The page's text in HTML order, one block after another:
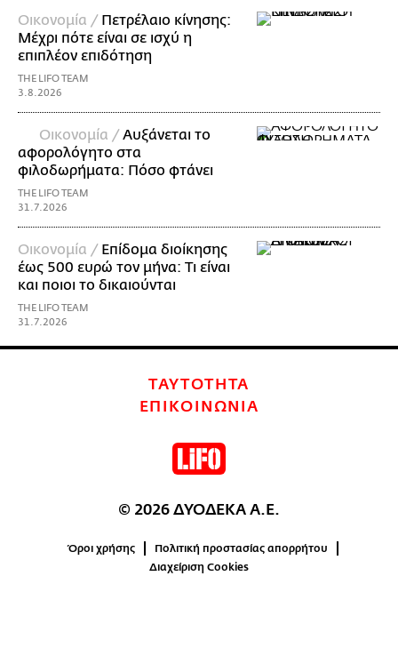
Οικονομία / Πετρέλαιο κίνησης:
Μέχρι πότε είναι σε ισχύ η
επιπλέον επιδότηση
THE LIFO TEAM
3.8.2026
Οικονομία /Αυξάνεται το
αφορολόγητο στα
φιλοδωρήματα: Πόσο φτάνει
THE LIFO TEAM
31.7.2026
Οικονομία / Επίδομα διοίκησης
έως 500 ευρώ τον μήνα: Τι είναι
και ποιοι το δικαιούνται
THE LIFO TEAM
31.7.2026
ΤΑΥΤΟΤΗΤΑ
ΕΠΙΚΟΙΝΩΝΙΑ
© 2026 ΔΥΟΔΕΚΑ Α.Ε.
Όροι χρήσης
Πολιτική προστασίας απορρήτου
Διαχείριση Cookies